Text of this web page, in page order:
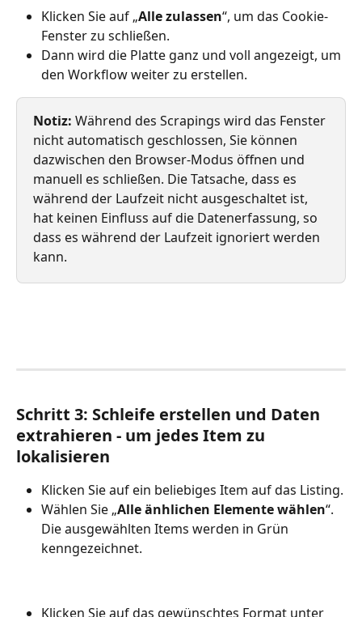
Klicken Sie auf „Alle zulassen“, um das Cookie-
Fenster zu schließen.
Dann wird die Platte ganz und voll angezeigt, um
den Workflow weiter zu erstellen.
Notiz: Während des Scrapings wird das Fenster
nicht automatisch geschlossen, Sie können
dazwischen den Browser-Modus öffnen und
manuell es schließen. Die Tatsache, dass es
während der Laufzeit nicht ausgeschaltet ist,
hat keinen Einfluss auf die Datenerfassung, so
dass es während der Laufzeit ignoriert werden
kann.
Schritt 3: Schleife erstellen und Daten
extrahieren - um jedes Item zu
lokalisieren
Klicken Sie auf ein beliebiges Item auf das Listing.
Wählen Sie „Alle änhlichen Elemente wählen“.
Die ausgewählten Items werden in Grün
kenngezeichnet.
Klicken Sie auf das gewünschtes Format unter